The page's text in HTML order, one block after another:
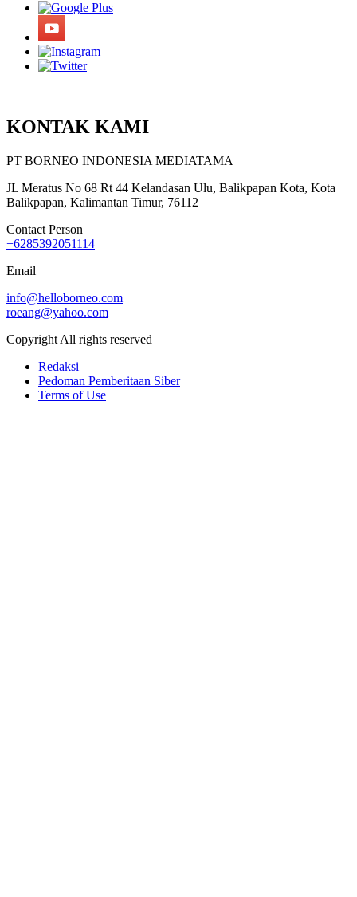
KONTAK KAMI
PT BORNEO INDONESIA MEDIATAMA
JL Meratus No 68 Rt 44 Kelandasan Ulu, Balikpapan Kota, Kota
Balikpapan, Kalimantan Timur, 76112
Contact Person
+6285392051114
Email
info@helloborneo.com
roeang@yahoo.com
Copyright All rights reserved
Redaksi
Pedoman Pemberitaan Siber
Terms of Use